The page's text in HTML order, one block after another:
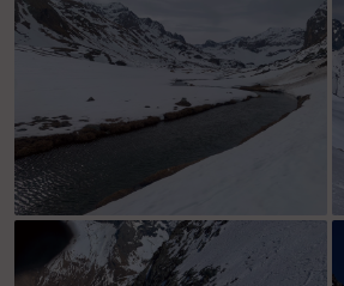
Longuet le vallon